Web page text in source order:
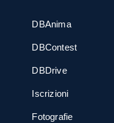
DBAnima
DBContest
DBDrive
Iscrizioni
Fotografie